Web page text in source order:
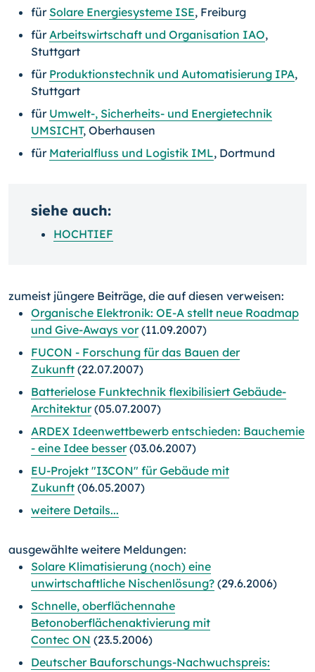
für Solare Energiesysteme ISE, Freiburg
fürArbeitswirtschaft und Organisation IAO,
Stuttgart
für Produktionstechnik und Automatisierung IPA,
Stuttgart
für Umwelt-, Sicherheits- und Energietechnik
UMSICHT, Oberhausen
für Materialfluss und Logistik IML, Dortmund
siehe auch:
HOCHTIEF
zumeist jüngere Beiträge, die auf diesen verweisen:
Organische Elektronik: OE-A stellt neue Roadmap
und Give-Aways vor(11.09.2007)
FUCON - Forschung für das Bauen der
Zukunft (22.07.2007)
Batterielose Funktechnik flexibilisiert Gebäude-
Architektur(05.07.2007)
ARDEX Ideenwettbewerb entschieden: Bauchemie
- eine Idee besser(03.06.2007)
EU-Projekt "I3CON" für Gebäude mit
Zukunft (06.05.2007)
weitere Details...
ausgewählte weitere Meldungen:
Solare Klimatisierung (noch) eine
unwirtschaftliche Nischenlösung? (29.6.2006)
Schnelle, oberflächennahe
Betonoberflächenaktivierung mit
Contec ON (23.5.2006)
Deutscher Bauforschungs-Nachwuchspreis: